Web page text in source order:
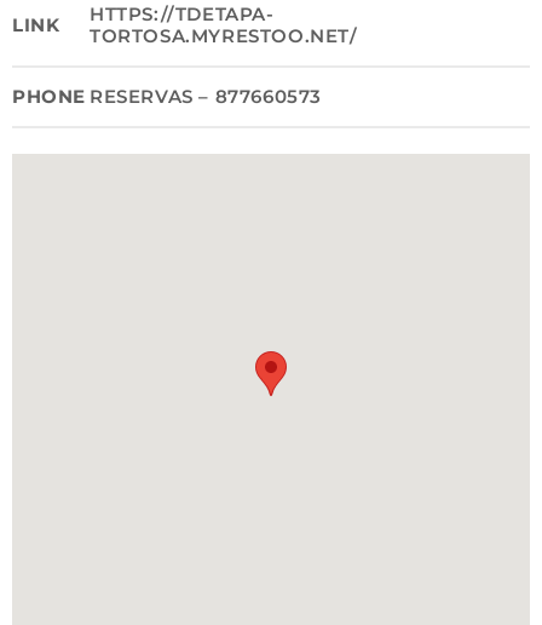
LINK
HTTPS://TDETAPA-
TORTOSA.MYRESTOO.NET/
PHONE RESERVAS – 877660573